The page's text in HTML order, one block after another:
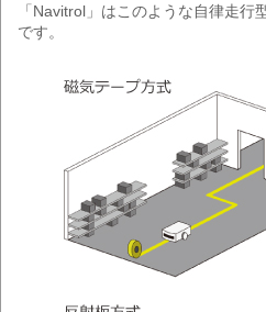
「Navitrol」はこのような自律走
です。